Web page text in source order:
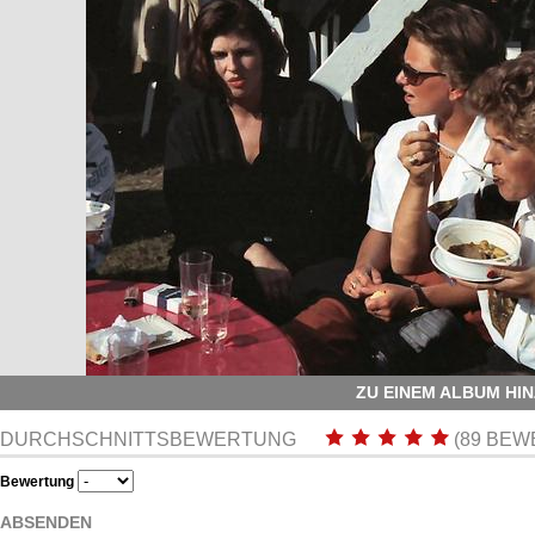
ZU EINEM ALBUM
DURCHSCHNITTSBEWERTUNG (89
Bewertung
ABSENDEN